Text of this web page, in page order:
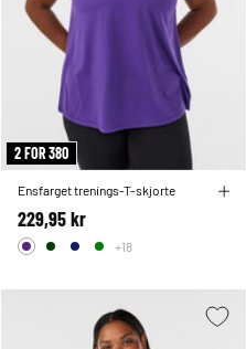
2 FOR 380
Ensfarget trenings-T-skjorte
229,95 kr
+18